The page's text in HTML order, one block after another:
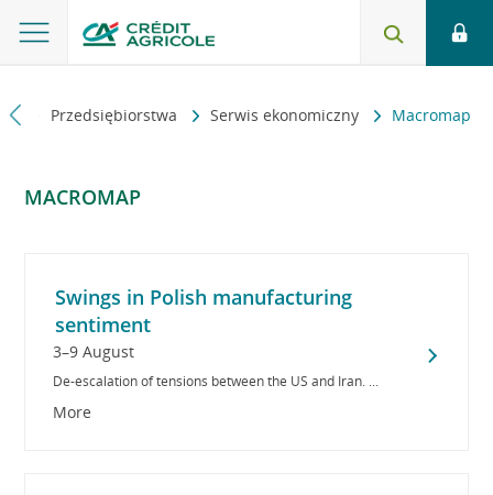
Przedsiębiorstwa Serwis ekonomiczny Macromap
MACROMAP
Swings in Polish manufacturing
sentiment
3–9 August
De-escalation of tensions between the US and Iran. ...
More